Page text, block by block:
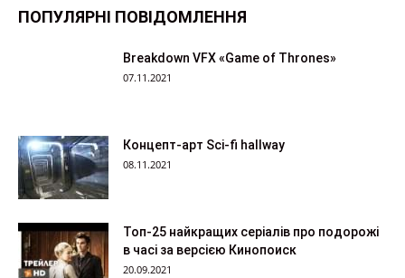
ПОПУЛЯРНІ ПОВІДОМЛЕННЯ
Breakdown VFX «Game of Thrones»
07.11.2021
Концепт-арт Sci-fi hallway
08.11.2021
Топ-25 найкращих серіалів про подорожі
в часі за версією Кинопоиск
20.09.2021